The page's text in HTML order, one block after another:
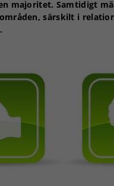
majoritet. Samtidigt
särskilt i